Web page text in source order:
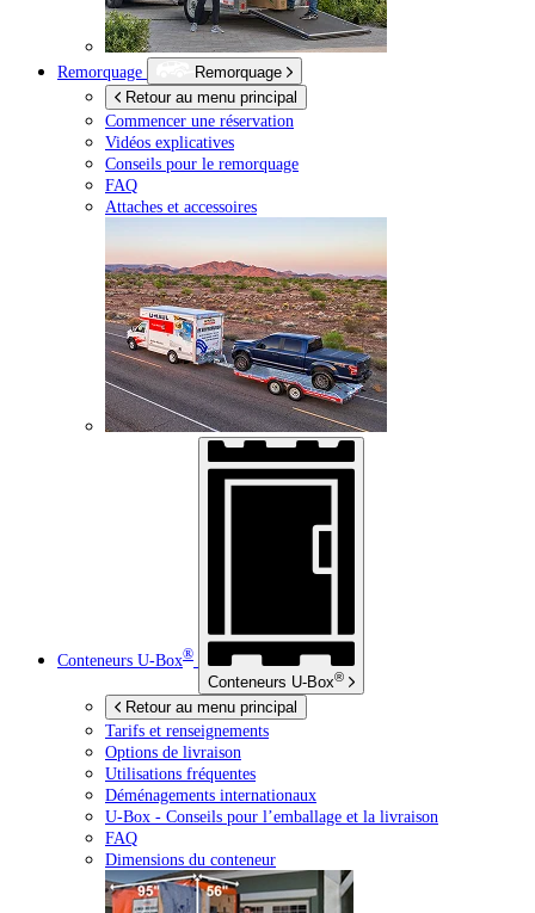
Remorquage
Remorquage
Retour au menu principal
Commencer une réservation
Vidéos explicatives
Conseils pour le remorquage
FAQ
Attaches et accessoires
Conteneurs U-Box®
Conteneurs U-Box®
Retour au menu principal
Tarifs et renseignements
Options de livraison
Utilisations fréquentes
Déménagements internationaux
U-Box - Conseils pour l’emballage et la livraison
FAQ
Dimensions du conteneur